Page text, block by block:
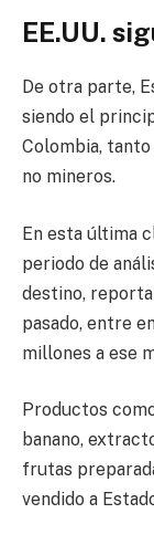
EE.UU.
De otra parte,
siendo el
Colombia,
no mineros.
En esta última
periodo de
destino,
pasado, entre
millones a ese
Productos
banano,
frutas
vendido a